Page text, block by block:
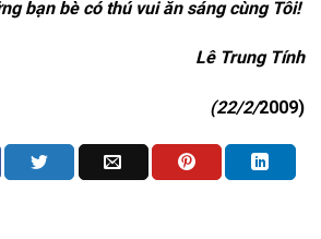
bạn bè có thú vui ăn sáng cùng Tôi!
Lê Trung Tính
(22/2/2009)